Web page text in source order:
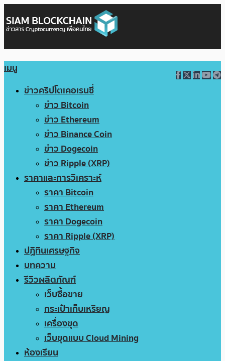
เมนู
ข่าวคริปโตเคอเรนซี่
ข่าว Bitcoin
ข่าว Ethereum
ข่าว Binance Coin
ข่าว Dogecoin
ข่าว Ripple (XRP)
ราคาและการวิเคราะห์
ราคา Bitcoin
ราคา Ethereum
ราคา Dogecoin
ราคา Ripple (XRP)
ปฏิทินเศรษฐกิจ
บทความ
รีวิวผลิตภัณฑ์
เว็บซื้อขาย
กระเป๋าเก็บเหรียญ
เครื่องขุด
เว็บขุดแบบ Cloud Mining
ห้องเรียน